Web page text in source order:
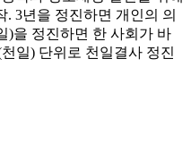
. 3년을 정진하면 개인의 의
)을 정진하면 한 사회가 바
일) 단위로 천일결사 정진